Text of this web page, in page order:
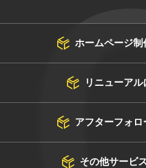
ホームページ制
リニューアル
アフターフォロ
その他サービ